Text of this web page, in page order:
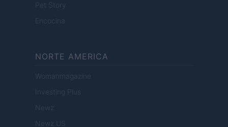
Pet Story
Encocina
NORTE AMERICA
Womanmagazine
Investing Plus
Newz
Newz US